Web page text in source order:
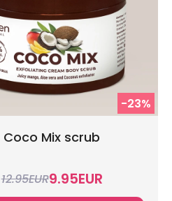
-23%
Coco Mix scrub
12.95EUR9.95EUR